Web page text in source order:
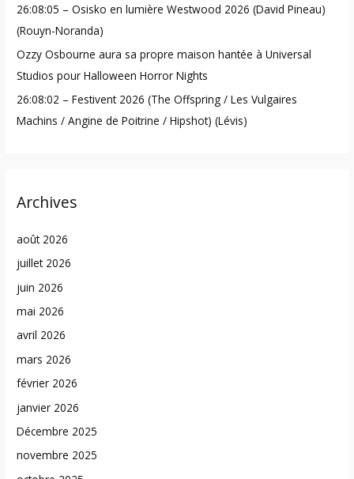
26:08:05 – Osisko en lumière Westwood 2026 (David Pineau)
(Rouyn-Noranda)
Ozzy Osbourne aura sa propre maison hantée à Universal
Studios pour Halloween Horror Nights
26:08:02 – Festivent 2026 (The Offspring / Les Vulgaires
Machins / Angine de Poitrine / Hipshot) (Lévis)
Archives
août 2026
juillet 2026
juin 2026
mai 2026
avril 2026
mars 2026
février 2026
janvier 2026
Décembre 2025
novembre 2025